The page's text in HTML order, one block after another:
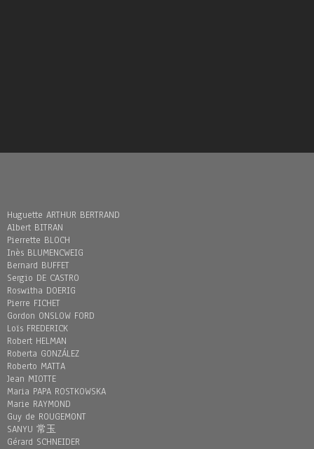
Huguette ARTHUR BERTRAND
Albert BITRAN
Pierrette BLOCH
Inès BLUMENCWEIG
Bernard BUFFET
Sergio DE CASTRO
Roswitha DOERIG
Pierre FICHET
Gordon ONSLOW FORD
Loïs FREDERICK
Robert HELMAN
Roberta GONZÁLEZ
Roberto MATTA
Jean MIOTTE
Maria PAPA ROSTKOWSKA
Marie RAYMOND
Guy de ROUGEMONT
SANYU 常玉
Gérard SCHNEIDER